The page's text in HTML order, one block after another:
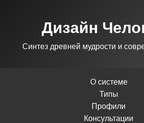
Дизайн
Синтез древней мудрости и
О системе
Типы
Профили
Консультации